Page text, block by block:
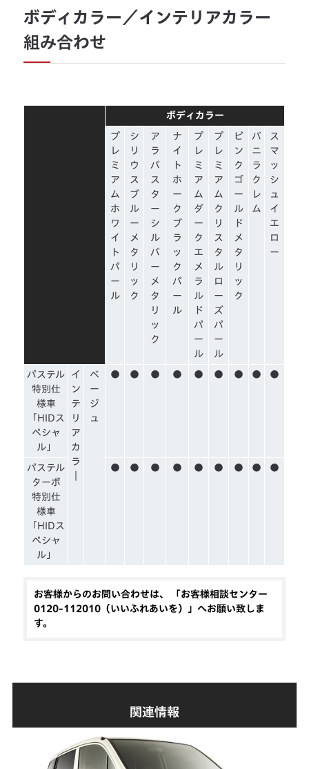
ボディカラー／インテリアカラー
組み合わせ
ボディカラー
プ
レ
ミ
ア
ム
ホ
ワ
イ
ト
パ
ー
ル
シ
リ
ウ
ス
ブ
ル
ー
メ
タ
リ
ッ
ク
ア
ラ
バ
ス
タ
ー
シ
ル
バ
ー
メ
タ
リ
ッ
ク
ナ
イ
ト
ホ
ー
ク
ブ
ラ
ッ
ク
パ
ー
ル
プ
レ
ミ
ア
ム
ダ
ー
ク
エ
メ
ラ
ル
ド
パ
ー
ル
プ
レ
ミ
ア
ム
ク
リ
ス
タ
ル
ロ
ー
ズ
パ
ー
ル
ピ
ン
ク
ゴ
ー
ル
ド
メ
タ
リ
ッ
ク
バ
ニ
ラ
ク
レ
ム
ス
マ
ッ
シ
ュ
イ
エ
ロ
ー
パステル
特別仕
様車
「HIDス
ペシャ
ル」
イ
ン
テ
リ
ア
カ
ラ
ベ
ー
ジ
ュ
● ● ● ● ● ● ● ● ●
パステル
ターボ
特別仕
様車
「HIDス
ペシャ
ル」
● ● ● ● ● ● ● ● ●
お客様からのお問い合わせは、 「お客様相談センター
0120-112010（いいふれあいを）」へお願い致しま
す。
関連情報